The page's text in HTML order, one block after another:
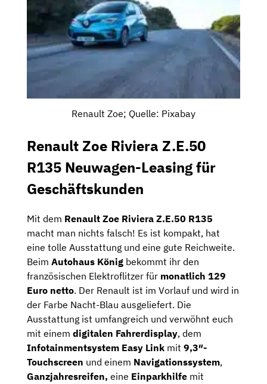
Renault Zoe; Quelle: Pixabay
Renault Zoe Riviera Z.E.50
R135 Neuwagen-Leasing für
Geschäftskunden
Mit dem Renault Zoe Riviera Z.E.50 R135
macht man nichts falsch! Es ist kompakt, hat
eine tolle Ausstattung und eine gute Reichweite.
Beim Autohaus König bekommt ihr den
französischen Elektroflitzer für monatlich 129
Euro netto. Der Renault ist im Vorlauf und wird in
der Farbe Nacht-Blau ausgeliefert. Die
Ausstattung ist umfangreich und verwöhnt euch
mit einem digitalen Fahrerdisplay, dem
Infotainmentsystem Easy Link mit 9,3″-
Touchscreen und einem Navigationssystem,
Ganzjahresreifen, eine Einparkhilfe mit